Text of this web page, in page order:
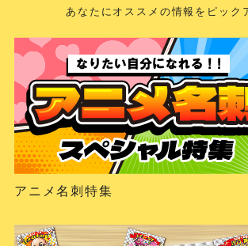
あなたにオススメの情報をピック
アニメ名刺特集